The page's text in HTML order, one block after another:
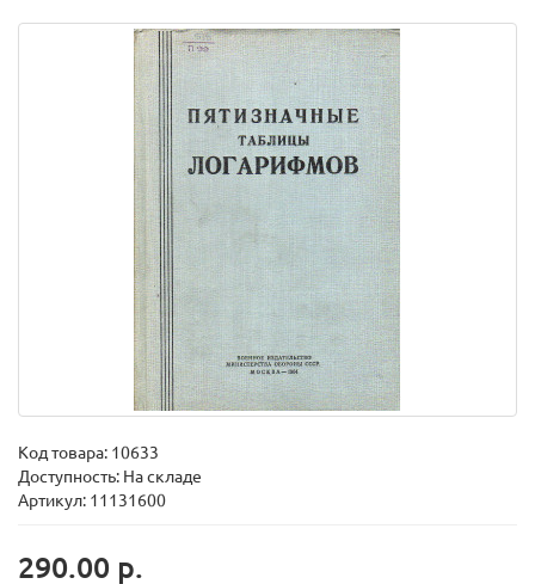
Код товара: 10633
Доступность: На складе
Артикул: 11131600
290.00 р.